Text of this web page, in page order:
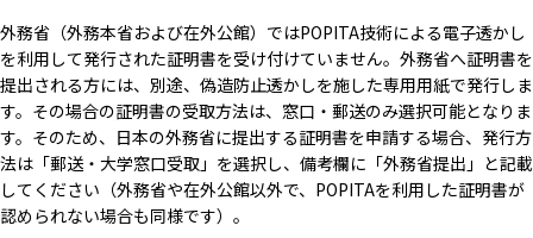
外務省（外務本省および在外公館）ではPOPITA技術による電子透かし
を利用して発行された証明書を受け付けていません。外務省へ証明書を
提出される方には、別途、偽造防止透かしを施した専用用紙で発行しま
す。その場合の証明書の受取方法は、窓口・郵送のみ選択可能となりま
す。そのため、日本の外務省に提出する証明書を申請する場合、発行方
法は「郵送・大学窓口受取」を選択し、備考欄に「外務省提出」と記載
してください（外務省や在外公館以外で、POPITAを利用した証明書が
認められない場合も同様です）。